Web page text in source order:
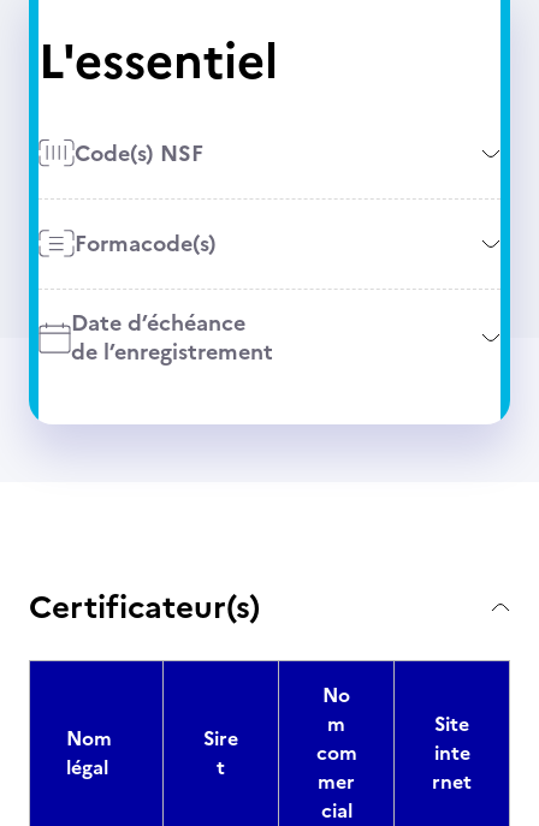
L'essentiel
Code(s) NSF
Formacode(s)
Date d’échéance
de l’enregistrement
Certificateur(s)
Nom
légal
Sire
t
No
m
com
mer
cial
Site
inte
rnet